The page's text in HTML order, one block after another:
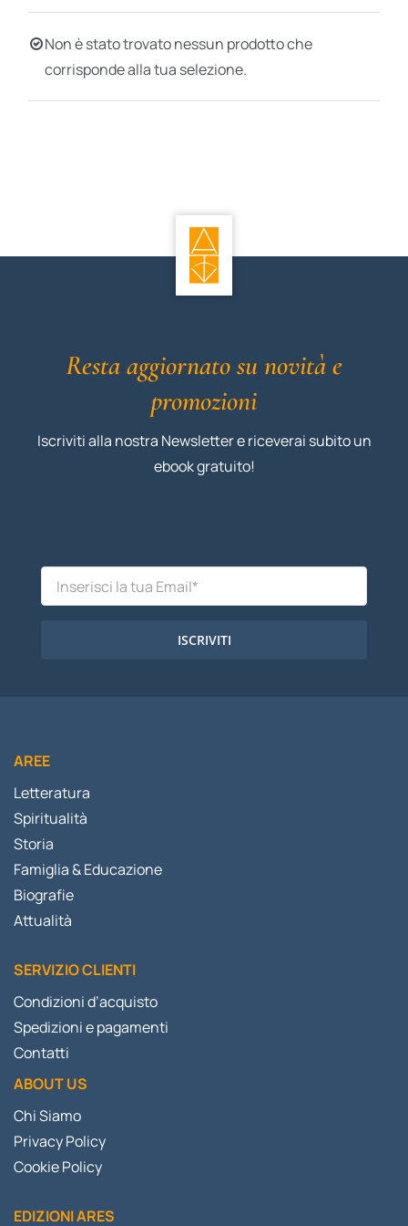
BIOGRAFIE
ATTUALITÀ
Non è stato trovato nessun prodotto che
corrisponde alla tua selezione.
Resta aggiornato su novità e
promozioni
Iscriviti alla nostra Newsletter e riceverai subito un
ebook gratuito!
ISCRIVITI
AREE
Letteratura
Spiritualità
Storia
Famiglia & Educazione
Biografie
Attualità
SERVIZIO CLIENTI
Condizioni d’acquisto
Spedizioni e pagamenti
Contatti
ABOUT US
Chi Siamo
Privacy Policy
Cookie Policy
EDIZIONI ARES